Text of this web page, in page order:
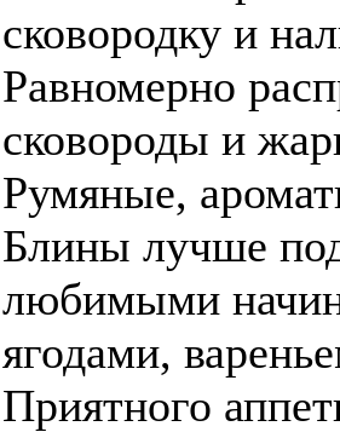
сковородку и
Равномерно
сковороды и
Румяные,
Блины лучше
любимыми
ягодами,
Приятного